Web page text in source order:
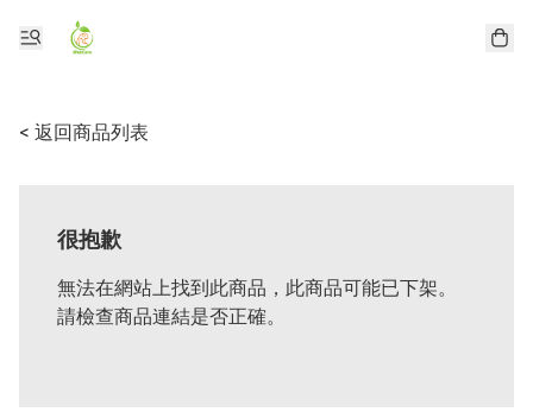
< 返回商品列表
很抱歉
無法在網站上找到此商品，此商品可能已下架。
請檢查商品連結是否正確。